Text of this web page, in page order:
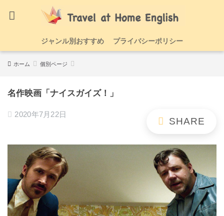
ジャンル別おすすめ プライバシーポリシー
ホーム 個別ページ
名作映画「ナイスガイズ！」
2020年7月22日